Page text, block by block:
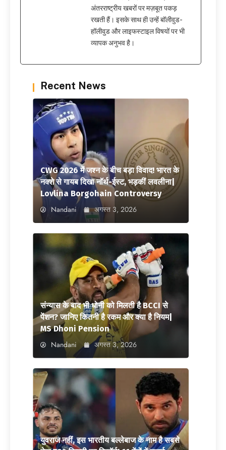
अंतरराष्ट्रीय खबरों पर मज़बूत पकड़
रखती हैं। इसके साथ ही उन्हें बॉलीवुड-
हॉलीवुड और लाइफस्टाइल विषयों पर भी
व्यापक अनुभव है।
Recent News
CWG 2026 में जश्न के बीच बड़ा विवाद! भारत के
नक्शे से गायब दिखा नॉर्थ-ईस्ट, भड़कीं लवलीना|
Lovlina Borgohain Controversy
Nandani अगस्त 3, 2026
संन्यास के बाद भी धोनी को मिलती है BCCI से
पेंशन? जानिए कितनी है रकम और क्या है नियम|
MS Dhoni Pension
Nandani अगस्त 3, 2026
युवराज नहीं, इस भारतीय बल्लेबाज के नाम है सबसे